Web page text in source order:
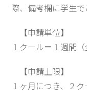
際、備考欄に学生で
【申請単位】
１クール＝１週間
【申請上限】
１ヶ月につき、２